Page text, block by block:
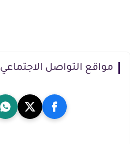
مواقع التواصل الاجتماعي